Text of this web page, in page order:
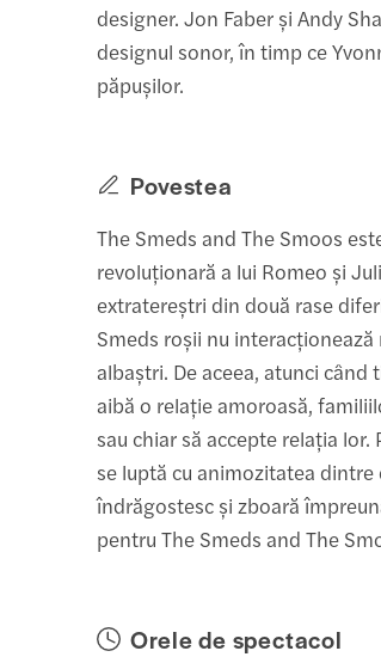
designer. Jon Faber și Andy
designul sonor, în timp ce
păpușilor.
Povestea
The Smeds and The Smoos
revoluționară a lui Romeo și
extratereștri din două rase
Smeds roșii nu
albaștri. De aceea, atunci când
aibă o relație amoroasă,
sau chiar să accepte relația
se luptă cu animozitatea
îndrăgostesc și zboară
pentru The Smeds and The
Orele de spectacol